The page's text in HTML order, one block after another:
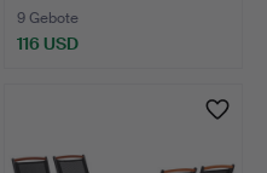
9 Gebote
116 USD